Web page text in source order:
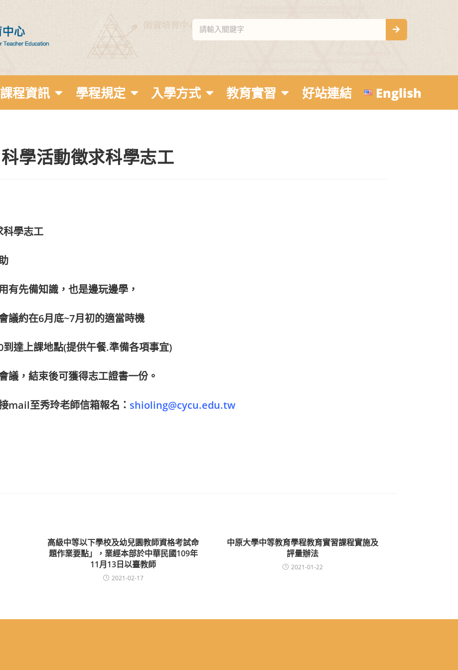
課程資訊 學程規定 入學方式 教育實習 好站連結 English
學活動徵求科學志工
科學志工
有先備知識，也是邊玩邊學，
議約在6月底~7月初的適當時機
達上課地點(提供午餐.準備各項事宜)
議，結束後可獲得志工證書一份。
mail至秀玲老師信箱報名： shioling@cycu.edu.tw
高級中等以下學校及幼兒園教師資格考試命
題作業要點」，業經本部於中華民國109年
11月13日以臺教師
2021-02-17
中原大學中等教育學程教育實習課程實施及
評量辦法
2021-01-22